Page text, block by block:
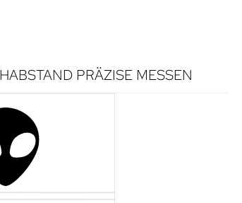
PRÄZISE MESSEN